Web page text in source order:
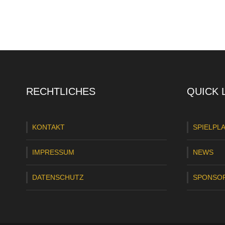
RECHTLICHES
KONTAKT
IMPRESSUM
DATENSCHUTZ
QUICK
NEWS